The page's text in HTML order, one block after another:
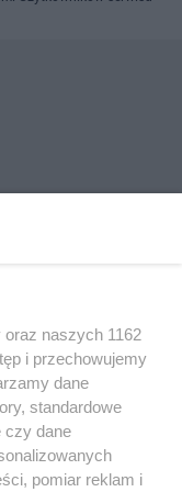
naszych 1162
i przechowujemy
dane
standardowe
czy dane
pomiar reklam i